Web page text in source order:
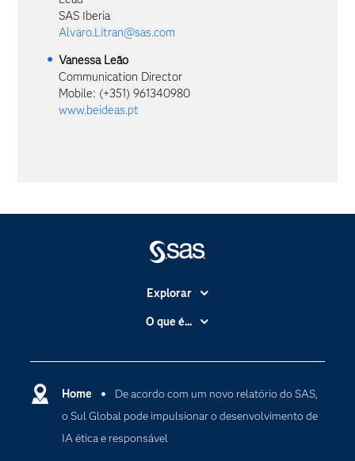
SAS Iberia
Alvaro.Litran@sas.com
Vanessa Leão
Communication Director
Mobile: (+351) 961340980
www.beideas.pt
Home
De acordo com um novo relatório do SAS,
o Sul Global pode impulsionar o desenvolvimento de
IA ética e responsável
Explorar
Apoio & Serviços
Carreiras
Certificação
Comunidades
O que é...
Data Science
Inteligência Artificial
Internet of Things